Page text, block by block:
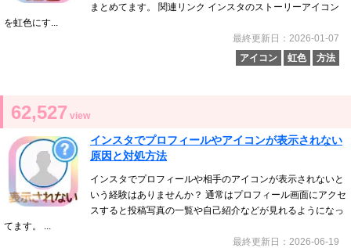
まとめてます。 関連リンク インスタのストーリーアイコン
を虹色にす...
最終更新日：2026-01-07
アイコン
虹色 方法
62,527 view
インスタでプロフィールやアイコンが表示されない
原因と対処方法
インスタでプロフィールや相手のアイコンが表示されないと
いう経験はありませんか？ 通常はプロフィール画面にアクセ
スすると投稿写真の一覧や自己紹介などが見れるようになっ
てます。 ...
最終更新日：2026-06-19